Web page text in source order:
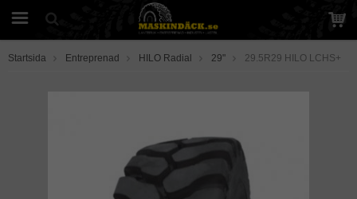
Startsida Entreprenad HILO Radial 29" 29.5R29 HILO LCHS+